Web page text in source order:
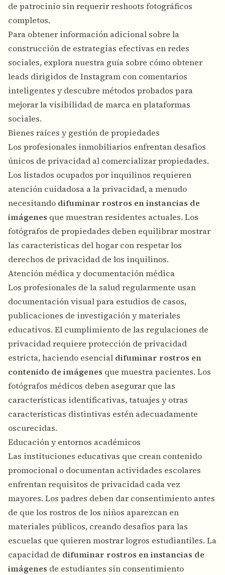
de patrocinio sin requerir reshoots fotográficos
completos.
Para obtener información adicional sobre la
construcción de estrategias efectivas en redes
sociales, explora nuestra guía sobre cómo obtener
leads dirigidos de Instagram con comentarios
inteligentes y descubre métodos probados para
mejorar la visibilidad de marca en plataformas
sociales.
Bienes raíces y gestión de propiedades
Los profesionales inmobiliarios enfrentan desafíos
únicos de privacidad al comercializar propiedades.
Los listados ocupados por inquilinos requieren
atención cuidadosa a la privacidad, a menudo
necesitando difuminar rostros en instancias de
imágenes que muestran residentes actuales. Los
fotógrafos de propiedades deben equilibrar mostrar
las características del hogar con respetar los
derechos de privacidad de los inquilinos.
Atención médica y documentación médica
Los profesionales de la salud regularmente usan
documentación visual para estudios de casos,
publicaciones de investigación y materiales
educativos. El cumplimiento de las regulaciones de
privacidad requiere protección de privacidad
estricta, haciendo esencial difuminar rostros en
contenido de imágenes que muestra pacientes. Los
fotógrafos médicos deben asegurar que las
características identificativas, tatuajes y otras
características distintivas estén adecuadamente
oscurecidas.
Educación y entornos académicos
Las instituciones educativas que crean contenido
promocional o documentan actividades escolares
enfrentan requisitos de privacidad cada vez
mayores. Los padres deben dar consentimiento antes
de que los rostros de los niños aparezcan en
materiales públicos, creando desafíos para las
escuelas que quieren mostrar logros estudiantiles. La
capacidad de difuminar rostros en instancias de
imágenes de estudiantes sin consentimiento